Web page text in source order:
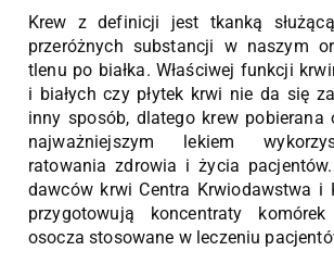
Krew z definicji jest tkanką
przeróżnych substancji w naszym
tlenu po białka. Właściwej funkcji
i białych czy płytek krwi nie da się
inny sposób, dlatego krew pobierana
najważniejszym lekiem
ratowania zdrowia i życia
dawców krwi Centra Krwiodawstwa i
przygotowują koncentraty
osocza stosowane w leczeniu